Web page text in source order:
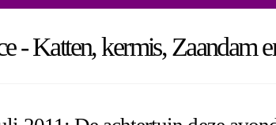
- Katten, kermis, Zaandam